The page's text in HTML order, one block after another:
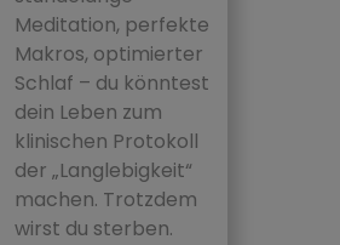
Meditation, perfekte
Makros, optimierter
Schlaf – du könntest
dein Leben zum
klinischen Protokoll
der „Langlebigkeit“
machen. Trotzdem
wirst du sterben.